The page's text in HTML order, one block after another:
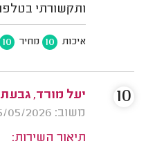
ותקשורתי
איכות 10 מחיר 10
יעל מורד,
משוב: 05/05/2026
תיאור השירות:
10